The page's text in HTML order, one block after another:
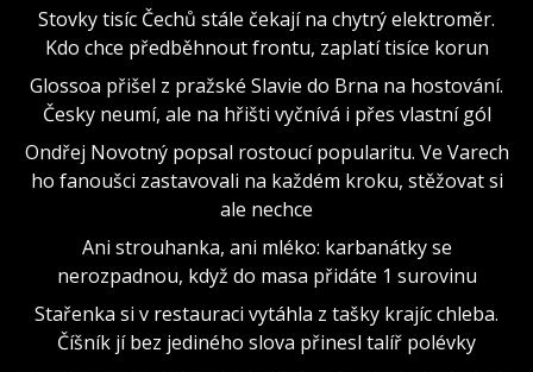
Stovky tisíc Čechů stále čekají na chytrý elektroměr.
Kdo chce předběhnout frontu, zaplatí tisíce korun
Glossoa přišel z pražské Slavie do Brna na hostování.
Česky neumí, ale na hřišti vyčnívá i přes vlastní gól
Ondřej Novotný popsal rostoucí popularitu. Ve Varech
ho fanoušci zastavovali na každém kroku, stěžovat si
ale nechce
Ani strouhanka, ani mléko: karbanátky se
nerozpadnou, když do masa přidáte 1 surovinu
Stařenka si v restauraci vytáhla z tašky krajíc chleba.
Číšník jí bez jediného slova přinesl talíř polévky